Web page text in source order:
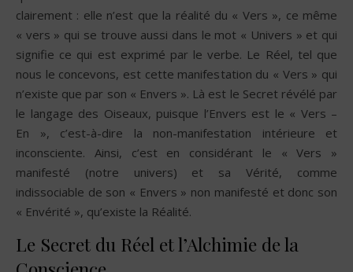
clairement : elle n’est que la réalité du « Vers », ce même
« vers » qui se trouve aussi dans le mot « Univers » et qui
signifie ce qui est exprimé par le verbe. Le Réel, tel que
nous le concevons, est cette manifestation du « Vers » qui
n’existe que par son « Envers ». Là est le Secret révélé par
le langage des Oiseaux, puisque l’Envers est le « Vers –
En », c’est-à-dire la non-manifestation intérieure et
inconsciente. Ainsi, c’est en considérant le « Vers »
manifesté (notre univers) et sa Vérité, comme
indissociable de son « Envers » non manifesté et donc son
« Envérité », qu’existe la Réalité.
Le Secret du Réel et l’Alchimie de la